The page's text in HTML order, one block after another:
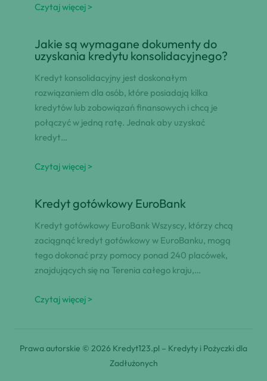
Czytaj więcej >
Jakie są wymagane dokumenty do
uzyskania kredytu konsolidacyjnego?
Kredyt konsolidacyjny jest doskonałym
rozwiązaniem dla osób, które posiadają kilka
kredytów lub zobowiązań finansowych i chcą je
połączyć w jedną ratę. Jednak aby uzyskać
kredyt…
Czytaj więcej >
Kredyt gotówkowy EuroBank
Kredyt gotówkowy EuroBank Wszyscy, którzy chcą
zaciągnąć kredyt gotówkowy w EuroBanku, mogą
tego dokonać przy pomocy ponad 240 placówek,
znajdujących się na Terenia całego kraju,…
Czytaj więcej >
Prawa autorskie © 2026 Kredyt123.pl – Kredyty i Pożyczki dla
Zadłużonych